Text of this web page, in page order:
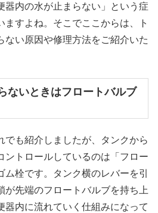
器内の水が止まらない」という症
ますよね。そこでここからは、ト
ない原因や修理方法をご紹介いた
ないときはフロートバルブ
でも紹介しましたが、タンクから
ントロールしているのは「フロー
ム栓です。タンク横のレバーを引
が先端のフロートバルブを持ち上
器内に流れていく仕組みになって